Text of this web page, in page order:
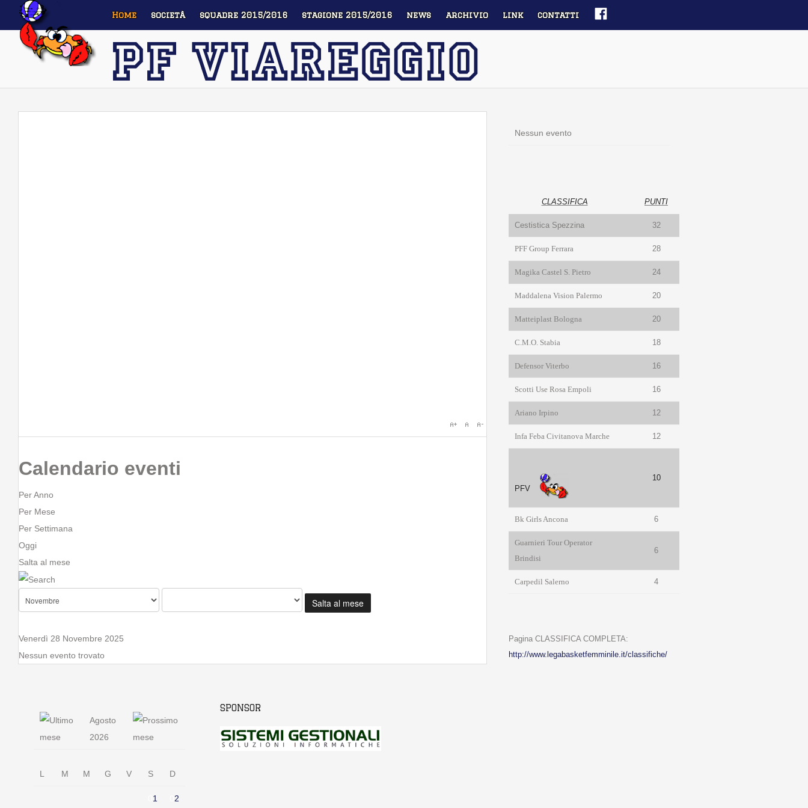
Home società squadre 2015/2016 stagione 2015/2016 news archivio link contatti
Calendario eventi
Per Anno
Per Mese
Per Settimana
Oggi
Salta al mese
Salta al mese
Venerdì 28 Novembre 2025
Nessun evento trovato
Nessun evento
CLASSIFICA PUNTI
Cestistica Spezzina 32
PFF Group Ferrara 28
Magika Castel S. Pietro 24
Maddalena Vision Palermo 20
Matteiplast Bologna 20
C.M.O. Stabia 18
Defensor Viterbo 16
Scotti Use Rosa Empoli 16
Ariano Irpino 12
Infa Feba Civitanova Marche 12
PFV
10
Bk Girls Ancona 6
Guarnieri Tour Operator
Brindisi
6
Carpedil Salerno 4
Pagina CLASSIFICA COMPLETA:
http://www.legabasketfemminile.it/classifiche/
Agosto
2026
L M M G V S D
1 2
SPONSOR